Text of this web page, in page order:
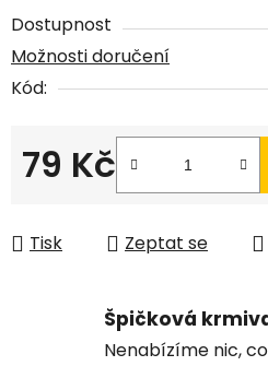
Dostupnost
Možnosti doručení
Kód:
79 Kč
Měrná cena:
Tisk Zeptat se
Špičková
Nenabízíme nic,